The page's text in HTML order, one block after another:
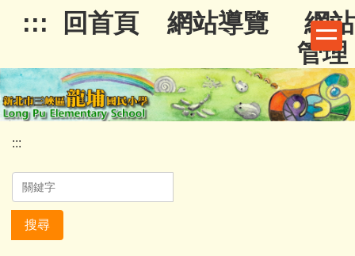
要
內
容
::: 回首頁 網站導覽
網站
管理
:::
搜尋